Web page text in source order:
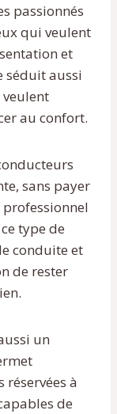
passionnés
qui veulent
et
séduit aussi
au confort.
sans payer
type de
conduite et
de rester
un
réservées à
de